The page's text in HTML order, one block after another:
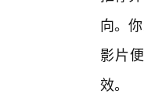
向。
影片
效。